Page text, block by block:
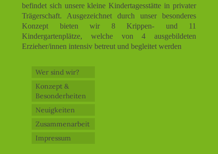
befindet sich unsere kleine Kindertagesstätte in privater
Trägerschaft. Ausgezeichnet durch unser besonderes
Konzept bieten wir 8 Krippen- und 11
Kindergartenplätze, welche von 4 ausgebildeten
Erzieher/innen intensiv betreut und begleitet werden
Wer sind wir?
Konzept &
Besonderheiten
Neuigkeiten
Zusammenarbeit
Impressum